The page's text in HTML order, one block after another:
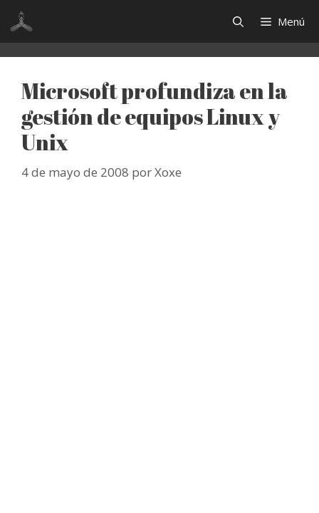
Saltar
contenido
Menú
Microsoft profundiza en la
gestión de equipos Linux y
Unix
4 de mayo de 2008 porXoxe